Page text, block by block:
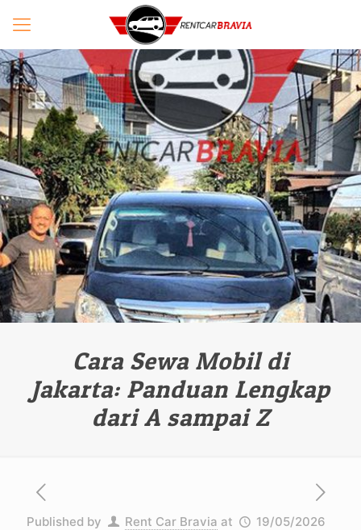
Cara Sewa Mobil di
Jakarta: Panduan Lengkap
dari A sampai Z
Published by Rent Car Bravia at 19/05/2026